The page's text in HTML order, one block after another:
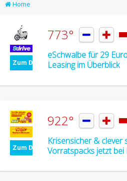
Home
Zum Deal
773°  
eSchwalbe für 29
Leasing im Überblick
Zum Deal
922°  
Krisensicher & clever
Vorratspacks jetzt